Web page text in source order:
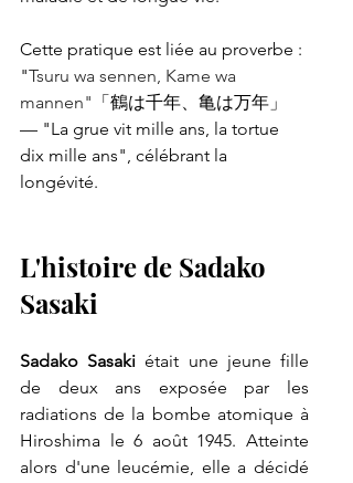
Cette pratique est liée au proverbe :
"Tsuru wa sennen, Kame wa
mannen" 「鶴は千年、亀は万年」
— "La grue vit mille ans, la tortue
dix mille ans", célébrant la
longévité.
L'histoire de Sadako
Sasaki
Sadako Sasaki était une jeune fille
de deux ans exposée par les
radiations de la bombe atomique à
Hiroshima le 6 août 1945. Atteinte
alors d'une leucémie, elle a décidé